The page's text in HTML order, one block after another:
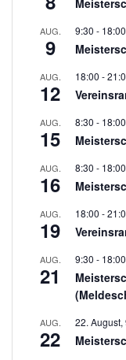
AUG.
9
9:30 - 18:00
AUG.
12
18:00 -
AUG.
15
8:30 - 18:00
AUG.
16
8:30 - 18:00
AUG.
19
18:00 -
AUG.
21
9:30 - 18:00
AUG.
22
22. August,